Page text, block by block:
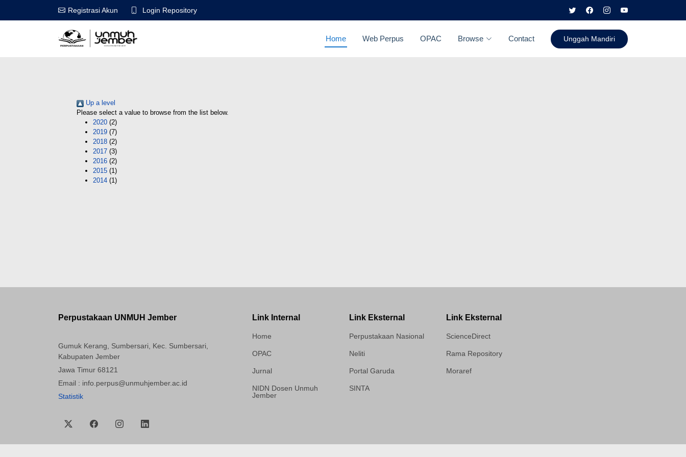
Registrasi Akun Login Repository
Home Web Perpus OPAC Browse Contact Unggah Mandiri
Up a level
Please select a value to browse from the list below.
2020 (2)
2019 (7)
2018 (2)
2017 (3)
2016 (2)
2015 (1)
2014 (1)
Perpustakaan UNMUH Jember
Gumuk Kerang, Sumbersari, Kec. Sumbersari,
Kabupaten Jember
Jawa Timur 68121
Email : info.perpus@unmuhjember.ac.id
Statistik
Link Internal
Home
OPAC
Jurnal
NIDN Dosen Unmuh
Jember
Link Eksternal
Perpustakaan Nasional
Neliti
Portal Garuda
SINTA
Link Eksternal
ScienceDirect
Rama Repository
Moraref